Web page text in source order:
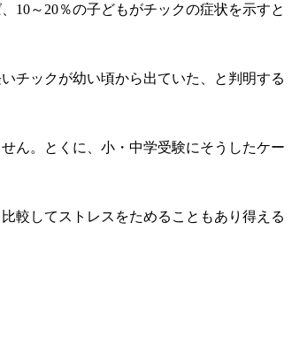
10～20％の子どもがチックの症状を示すと
チックが幼い頃から出ていた、と判明する
ん。とくに、小・中学受験にそうしたケー
較してストレスをためることもあり得える